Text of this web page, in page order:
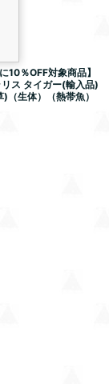
10％OFF対象商品】
リス タイガー(輸入品)
（生体）（熱帯魚）